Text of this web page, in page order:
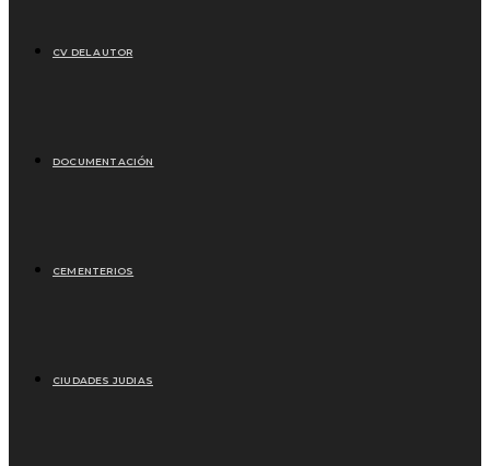
CV DEL AUTOR
DOCUMENTACIÓN
CEMENTERIOS
CIUDADES JUDIAS